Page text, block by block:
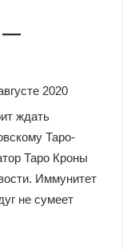
—
ждать
Таро-
Таро Кроны
Иммунитет
не сумеет